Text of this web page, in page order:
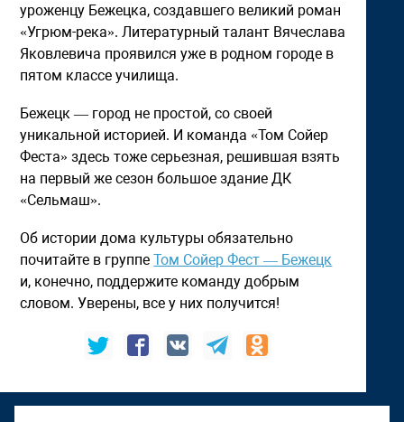
уроженцу Бежецка, создавшего великий роман
«Угрюм-река». Литературный талант Вячеслава
Яковлевича проявился уже в родном городе в
пятом классе училища.
Бежецк — город не простой, со своей
уникальной историей. И команда «Том Сойер
Феста» здесь тоже серьезная, решившая взять
на первый же сезон большое здание ДК
«Сельмаш».
Об истории дома культуры обязательно
почитайте в группеТом Сойер Фест — Бежецк
и, конечно, поддержите команду добрым
словом. Уверены, все у них получится!